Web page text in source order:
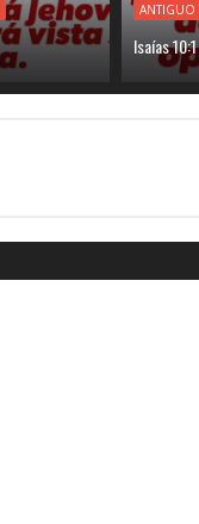
ANTIGUO
Isaías 10:1